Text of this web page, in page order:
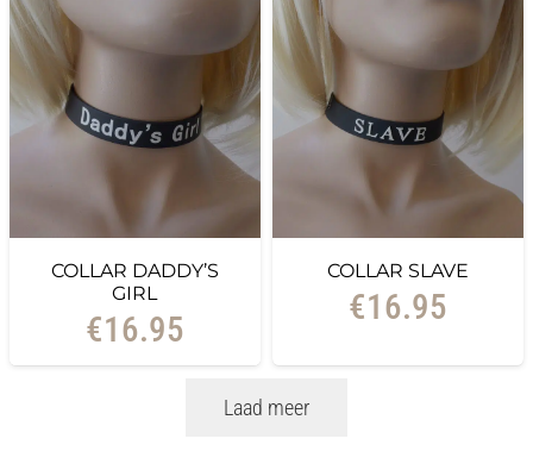
COLLAR DADDY’S
GIRL
€16.95
COLLAR SLAVE
€16.95
Laad meer